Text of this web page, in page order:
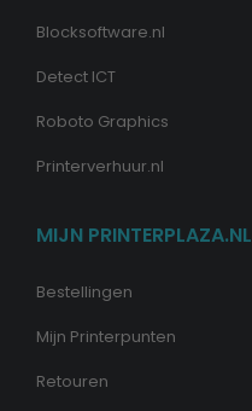
Blocksoftware.nl
Detect ICT
Roboto Graphics
Printerverhuur.nl
MIJN PRINTERPLAZA.NL
Bestellingen
Mijn Printerpunten
Retouren